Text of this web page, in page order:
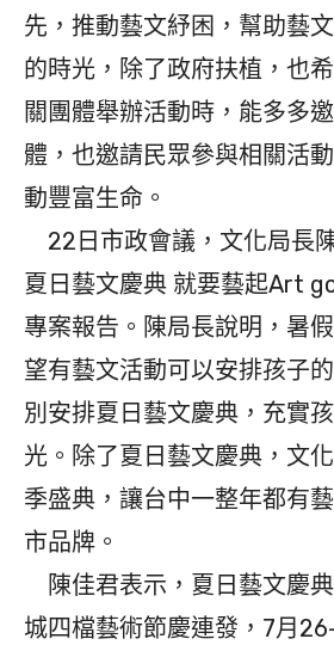
先，推動藝文紓困，幫助藝
的時光，除了政府扶植，也
關團體舉辦活動時，能多多
體，也邀請民眾參與相關活
動豐富生命。
22日市政會議，文化局長
夏日藝文慶典 就要藝起Art
專案報告。陳局長說明，暑
望有藝文活動可以安排孩子
別安排夏日藝文慶典，充實
光。除了夏日藝文慶典，文
季盛典，讓台中一整年都有
市品牌。
陳佳君表示，夏日藝文慶
城四檔藝術節慶連發，7月